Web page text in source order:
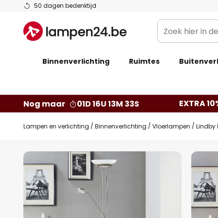
50 dagen bedenktijd
Ga
de
inhoud
Zoek
hier
de
Binnenverlichting Ruimtes
Nog maar 01D 16U 13M 32S EXTRA
Lampen en verlichting Binnenverlichting Vloerlampen Lindby
Ga
naar
het
einde
van